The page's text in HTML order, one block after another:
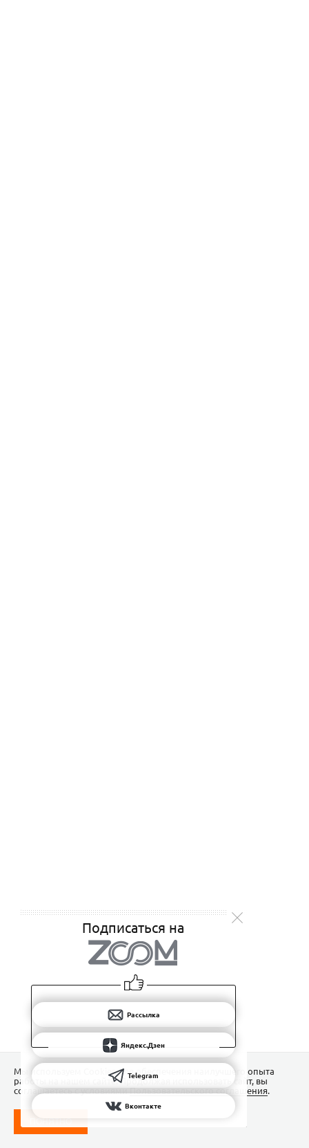
Подписаться на
Рассылка
Яндекс.Дзен
Telegram
Вконтакте
Мы используем Сookies для обеспечения наилучшего опыта
работы на нашем сайте. Продолжая использовать сайт, вы
соглашаетесь с условиямиПользовательского соглашения.
ПОНЯТНО